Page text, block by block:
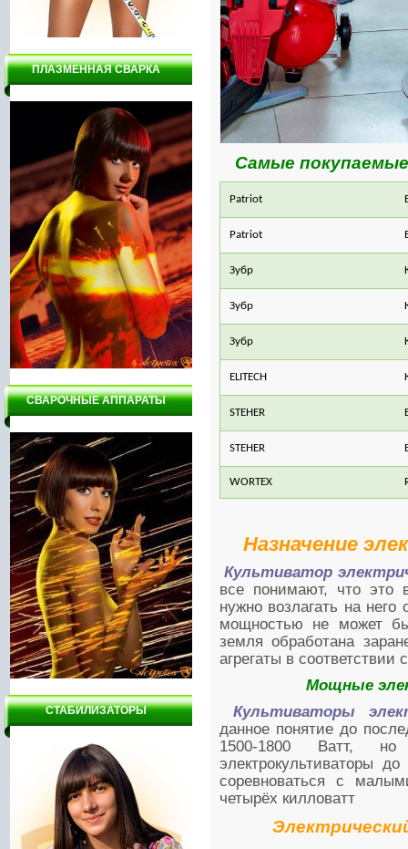
Самые
Patriot
Patriot
Зубр
Зубр
Зубр
ELITECH
STEHER
STEHER
WORTEX
Назначение
Культиватор
все понимают, что это
нужно возлагать на
мощностью не может
земля обработана
агрегаты в соответствии
Мощные
Культиваторы
данное понятие до
1500-1800 Ватт,
электрокультиваторы
соревноваться с
четырёх килловатт
ПЛАЗМЕННАЯ СВАРКА
СВАРОЧНЫЕ АППАРАТЫ
СТАБИЛИЗАТОРЫ